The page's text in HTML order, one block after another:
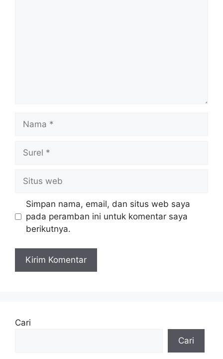
Nama
Surel
Situs
web
Simpan nama, email, dan situs web saya
pada peramban ini untuk komentar saya
berikutnya.
Cari
Cari